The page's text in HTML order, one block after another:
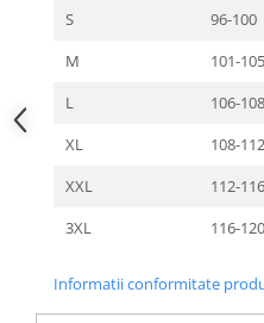
S
96-100
M
101-105
L
106-108
XL
108-112
XXL
112-116
3XL
116-120
Informatii conformitate